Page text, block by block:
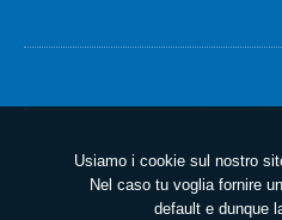
Usiamo i cookie sul nostro
Nel caso tu voglia fornire
default e dunque